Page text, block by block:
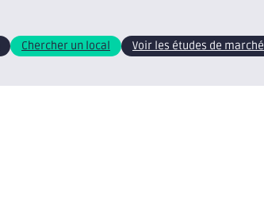
Chercher un local Voir les études de marché